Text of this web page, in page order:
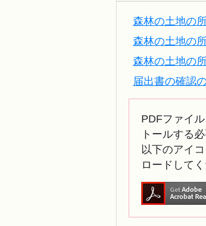
森林の土地の
森林の土地の
森林の土地の
届出書の確認
PDFファイ
トールする
以下のアイ
ロードしてく